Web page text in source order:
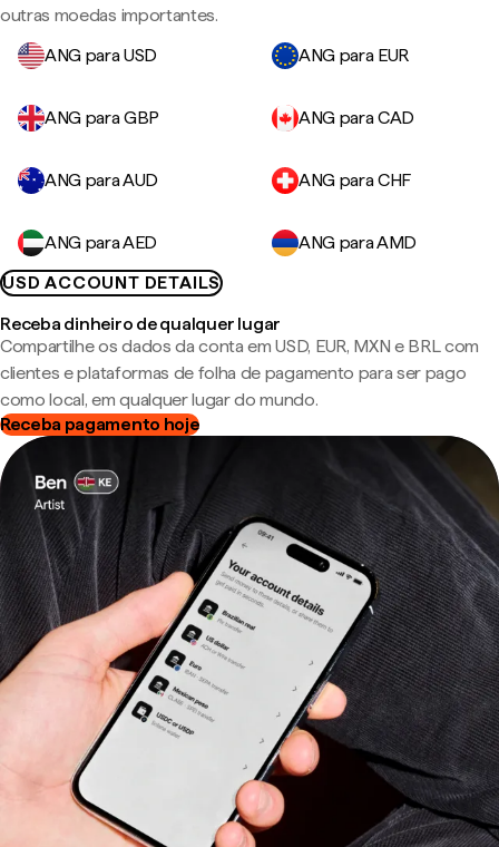
outras moedas importantes.
ANG para USD
ANG para EUR
ANG para GBP ANG para CAD
ANG para AUD ANG para CHF
ANG para AED
ANG para AMD
USD ACCOUNT DETAILS
Receba dinheiro de qualquer lugar
Compartilhe os dados da conta em USD, EUR, MXN e BRL com
clientes e plataformas de folha de pagamento para ser pago
como local, em qualquer lugar do mundo.
Receba pagamento hoje